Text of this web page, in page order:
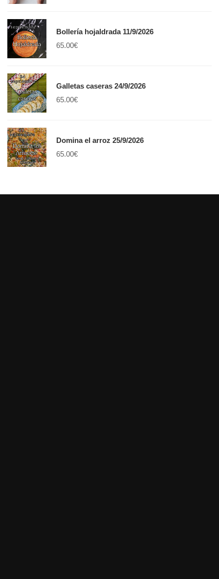
Bollería hojaldrada 11/9/2026
65.00€
Galletas caseras 24/9/2026
65.00€
Domina el arroz 25/9/2026
65.00€